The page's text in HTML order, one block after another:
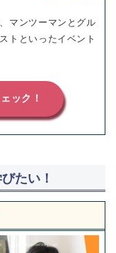
マンツーマンとグル
トといったイベント
ック！
たい！